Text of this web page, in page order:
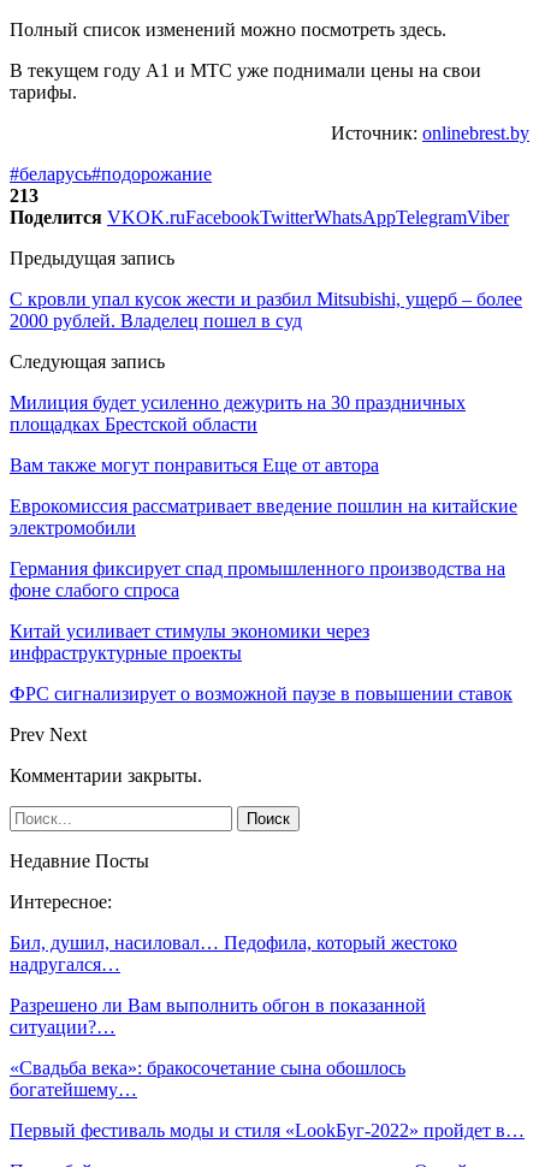
Полный список изменений можно посмотреть здесь.
В текущем году А1 и МТС уже поднимали цены на свои
тарифы.
Источник: onlinebrest.by
#беларусь#подорожание
213
Поделится VKOK.ruFacebookTwitterWhatsAppTelegramViber
Предыдущая запись
С кровли упал кусок жести и разбил Mitsubishi, ущерб – более
2000 рублей. Владелец пошел в суд
Следующая запись
Милиция будет усиленно дежурить на 30 праздничных
площадках Брестской области
Вам также могут понравиться Еще от автора
Еврокомиссия рассматривает введение пошлин на китайские
электромобили
Германия фиксирует спад промышленного производства на
фоне слабого спроса
Китай усиливает стимулы экономики через
инфраструктурные проекты
ФРС сигнализирует о возможной паузе в повышении ставок
Prev Next
Комментарии закрыты.
Недавние Посты
Интересное:
Бил, душил, насиловал… Педофила, который жестоко
надругался…
Разрешено ли Вам выполнить обгон в показанной
ситуации?…
«Свадьба века»: бракосочетание сына обошлось
богатейшему…
Первый фестиваль моды и стиля «LookБуг-2022» пройдет в…